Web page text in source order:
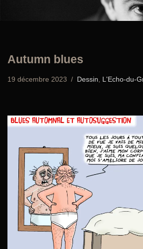
Autumn blues
19 décembre 2023 Dessin, L'Echo-du-